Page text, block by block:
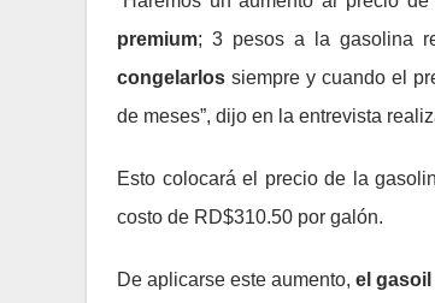
premium; 3 pesos a la gasolina
congelarlos siempre y cuando el
de meses”, dijo en la entrevista
Esto colocará el precio de la
costo de RD$310.50 por galón.
De aplicarse este aumento, el gasoil